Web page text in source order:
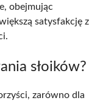
obejmując
satysfakcję z
słoików?
zarówno dla